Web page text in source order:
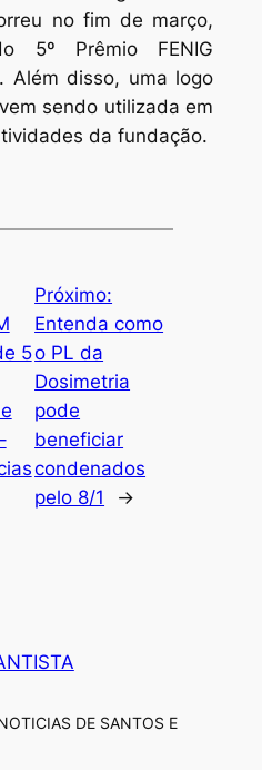
no fim de março,
5º Prêmio FENIG
Além disso, uma logo
sendo utilizada em
da fundação.
5
Próximo:
Entenda como
o PL da
Dosimetria
pode
beneficiar
condenados
pelo 8/1
→
DE SANTOS E